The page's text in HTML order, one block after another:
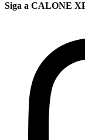
Siga a CALONE